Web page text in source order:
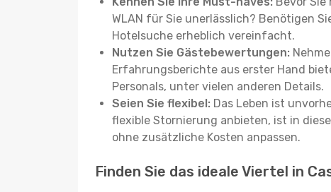
WLAN für Sie unerlässlich? Benötigen
Hotelsuche erheblich vereinfacht.
Nutzen Sie Gästebewertungen:
Erfahrungsberichte aus erster Hand
Personals, unter vielen anderen Details.
Seien Sie flexibel: Das Leben ist
flexible Stornierung anbieten, ist in
ohne zusätzliche Kosten anpassen.
Finden Sie das ideale Viertel in